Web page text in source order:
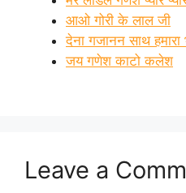
आओ गोरी के लाल जी
देना गजानन साथ हमारा
जय गणेश काटो कलेश
Leave a